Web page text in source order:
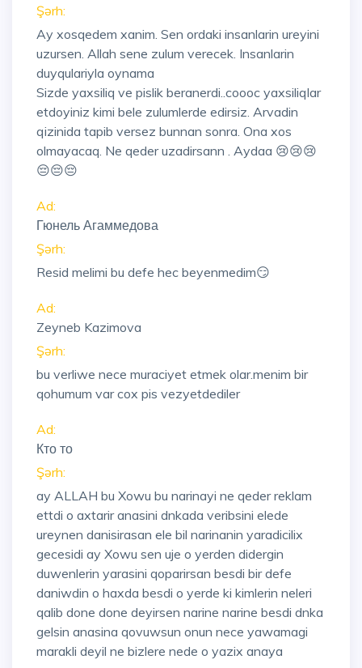
Şərh:
Ay xosqedem xanim. Sen ordaki insanlarin ureyini
uzursen. Allah sene zulum verecek. Insanlarin
duyqulariyla oynama
Sizde yaxsiliq ve pislik beranerdi..coooc yaxsiliqlar
etdoyiniz kimi bele zulumlerde edirsiz. Arvadin
qizinida tapib versez bunnan sonra. Ona xos
olmayacaq. Ne qeder uzadirsann . Aydaa 😢😢😢
😔😔😔
Ad:
Гюнель Агаммедова
Şərh:
Resid melimi bu defe hec beyenmedim😏
Ad:
Zeyneb Kazimova
Şərh:
bu verliwe nece muraciyet etmek olar.menim bir
qohumum var cox pis vezyetdediler
Ad:
Кто то
Şərh:
ay ALLAH bu Xowu bu narinayi ne qeder reklam
ettdi o axtarir anasini dnkada veribsini elede
ureynen danisirasan ele bil narinanin yaradicilix
gecesidi ay Xowu sen uje o yerden didergin
duwenlerin yarasini qoparirsan besdi bir defe
daniwdin o haxda besdi o yerde ki kimlerin neleri
qalib done done deyirsen narine narine besdi dnka
gelsin anasina qovuwsun onun nece yawamagi
marakli deyil ne bizlere nede o yazix anaya